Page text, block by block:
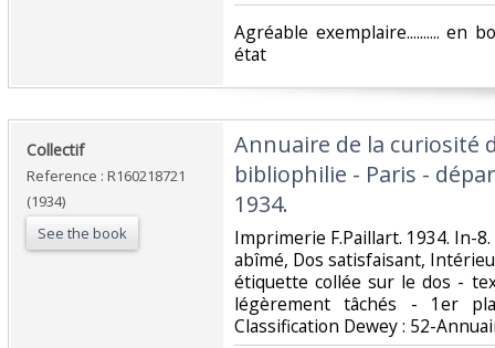
‎Agréable exemplaire.......... en
état ‎
‎Collectif‎
Reference : R160218721
(1934)
See the book
‎Annuaire de la curiosité
bibliophilie - Paris -
1934.‎
‎Imprimerie F.Paillart. 1934. In-
abîmé, Dos satisfaisant,
étiquette collée sur le dos -
légèrement tâchés - 1er
Classification Dewey : 52-